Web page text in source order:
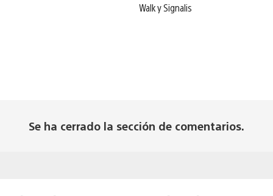
Walk y Signalis
Se ha cerrado la sección de comentarios.